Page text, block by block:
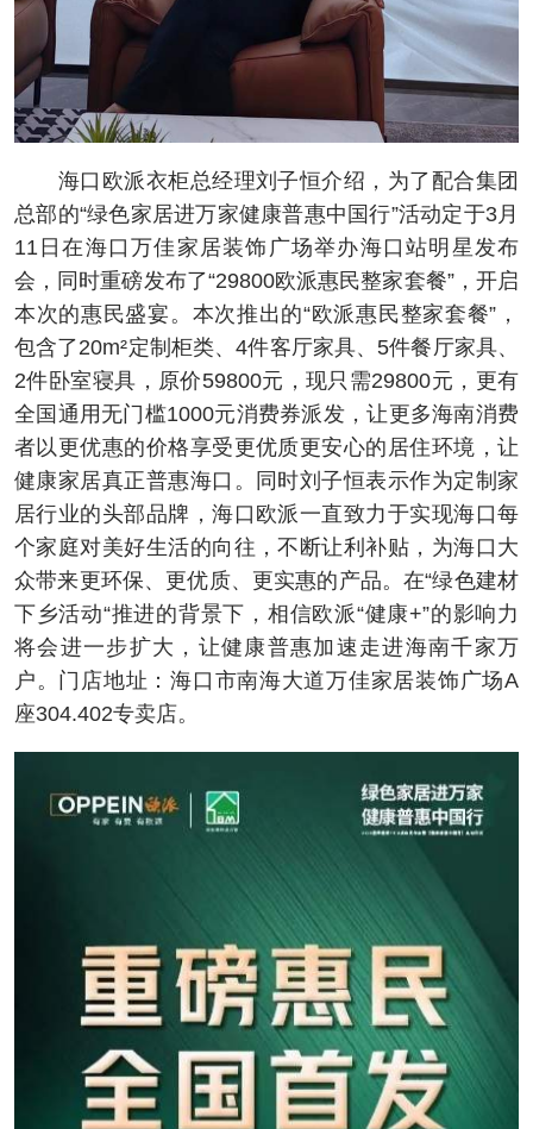
海口欧派衣柜总经理刘子恒介绍，为了配合集团
总部的“绿色家居进万家健康普惠中国行”活动定于3月
11日在海口万佳家居装饰广场举办海口站明星发布
会，同时重磅发布了“29800欧派惠民整家套餐”，开启
本次的惠民盛宴。本次推出的“欧派惠民整家套餐”，
包含了20m²定制柜类、4件客厅家具、5件餐厅家具、
2件卧室寝具，原价59800元，现只需29800元，更有
全国通用无门槛1000元消费券派发，让更多海南消费
者以更优惠的价格享受更优质更安心的居住环境，让
健康家居真正普惠海口。同时刘子恒表示作为定制家
居行业的头部品牌，海口欧派一直致力于实现海口每
个家庭对美好生活的向往，不断让利补贴，为海口大
众带来更环保、更优质、更实惠的产品。在“绿色建材
下乡活动“推进的背景下，相信欧派“健康+”的影响力
将会进一步扩大，让健康普惠加速走进海南千家万
户。门店地址：海口市南海大道万佳家居装饰广场A
座304.402专卖店。